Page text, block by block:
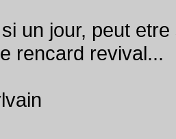
un jour, peut
rencard revival...